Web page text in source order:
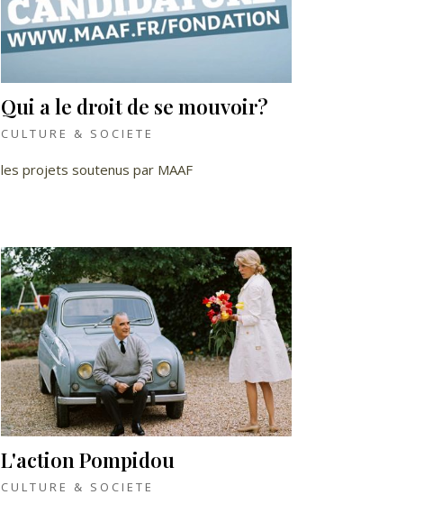
Qui a le droit de se mouvoir?
CULTURE & SOCIETE
les projets soutenus par MAAF
L'action Pompidou
CULTURE & SOCIETE